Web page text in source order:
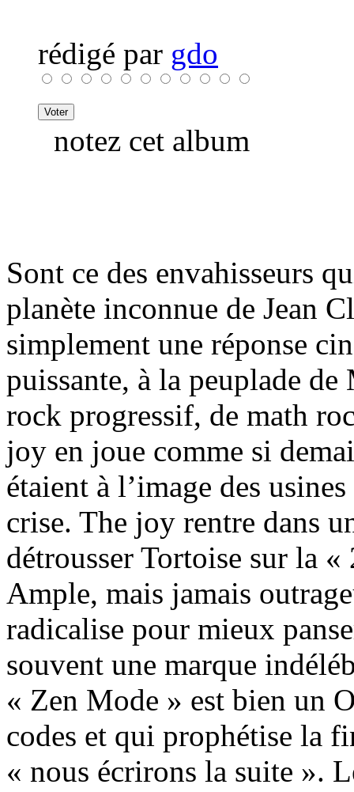
rédigé par gdo
notez cet album
Sont ce des envahisseurs
planète inconnue de Jean
simplement une réponse
puissante, à la peuplade
rock progressif, de math
joy en joue comme si
étaient à l’image des
crise. The joy rentre dans
détrousser Tortoise sur la
Ample, mais jamais
radicalise pour mieux
souvent une marque
« Zen Mode » est bien un
codes et qui prophétise la
« nous écrirons la suite ».